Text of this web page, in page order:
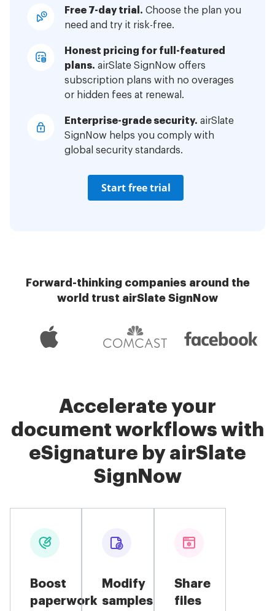
Free 7-day trial. Choose the plan you
need and try it risk-free.
Honest pricing for full-featured
plans. airSlate SignNow offers
subscription plans with no overages
or hidden fees at renewal.
Enterprise-grade security. airSlate
SignNow helps you comply with
global security standards.
Start free trial
Forward-thinking companies around the
world trust airSlate SignNow
Accelerate your
document workflows with
eSignature by airSlate
SignNow
Boost
paperwork
Modify
samples
Share
files